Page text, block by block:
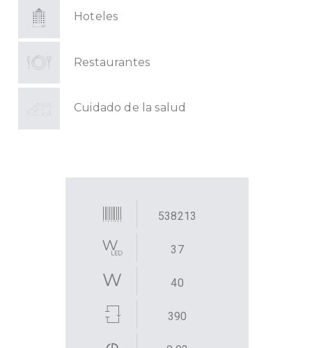
Hoteles
Restaurantes
Cuidado de la salud
538213
37
40
390